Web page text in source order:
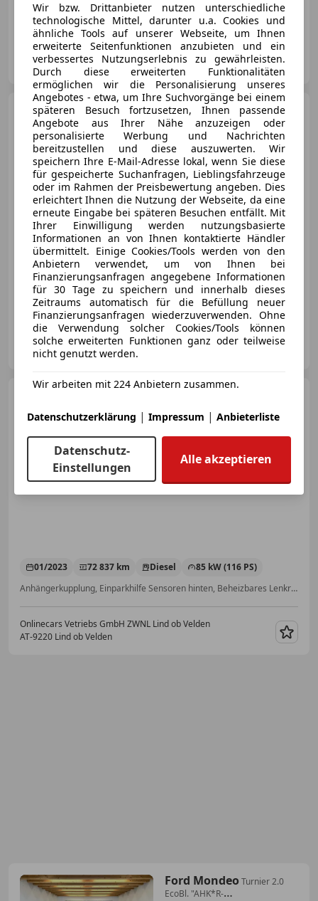
Automobile Mairhuber GmbH
AT-4664 Oberweis
Ford Transit Custom
Variobus Diesel 2,0 TDCI L1H1
320
€ 26 770 1
12/2019 66 748 km Diesel
96 kW (131 PS)
700 Fahrzeuge online - AUTOWELT SCHUSTER LAAKIRCHEN
Automobile Schuster GmbH
AT-4664 Laakirchen
€ 16 290
01/2023 72 837 km Diesel
85 kW (116 PS)
Anhängerkupplung, Einparkhilfe Sensoren hinten, Beheizbares Lenkrad, Getönte Scheiben, Lordosenstütze, Garantie, Einparkhilfe Sensoren vorne, Alufelgen
Onlinecars Vetriebs GmbH ZWNL Lind ob Velden
AT-9220 Lind ob Velden
Ford Mondeo Turnier 2.0
EcoBl. "AHK*R-
Wir bzw. Drittanbieter nutzen unterschiedliche
technologische Mittel, darunter u.a. Cookies und
ähnliche Tools auf unserer Webseite, um Ihnen
erweiterte Seitenfunktionen anzubieten und ein
verbessertes Nutzungserlebnis zu gewährleisten.
Durch diese erweiterten Funktionalitäten
ermöglichen wir die Personalisierung unseres
Angebotes - etwa, um Ihre Suchvorgänge bei einem
späteren Besuch fortzusetzen, Ihnen passende
Angebote aus Ihrer Nähe anzuzeigen oder
personalisierte Werbung und Nachrichten
bereitzustellen und diese auszuwerten. Wir
speichern Ihre E-Mail-Adresse lokal, wenn Sie diese
für gespeicherte Suchanfragen, Lieblingsfahrzeuge
oder im Rahmen der Preisbewertung angeben. Dies
erleichtert Ihnen die Nutzung der Webseite, da eine
erneute Eingabe bei späteren Besuchen entfällt. Mit
Ihrer Einwilligung werden nutzungsbasierte
Informationen an von Ihnen kontaktierte Händler
übermittelt. Einige Cookies/Tools werden von den
Anbietern verwendet, um von Ihnen bei
Finanzierungsanfragen angegebene Informationen
für 30 Tage zu speichern und innerhalb dieses
Zeitraums automatisch für die Befüllung neuer
Finanzierungsanfragen wiederzuverwenden. Ohne
die Verwendung solcher Cookies/Tools können
solche erweiterten Funktionen ganz oder teilweise
nicht genutzt werden.
Wir arbeiten mit 224 Anbietern zusammen.
Datenschutzerklärung | Impressum | Anbieterliste
Datenschutz-
Einstellungen
Alle akzeptieren